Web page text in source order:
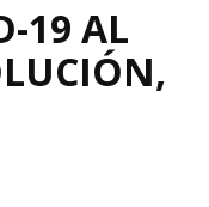
19 AL